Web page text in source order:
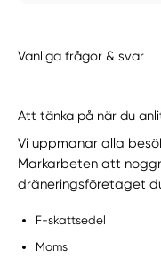
Vanliga frågor & svar
Att tänka på när du
Vi uppmanar alla
Markarbeten att
dräneringsföretaget
F-skattsedel
Moms